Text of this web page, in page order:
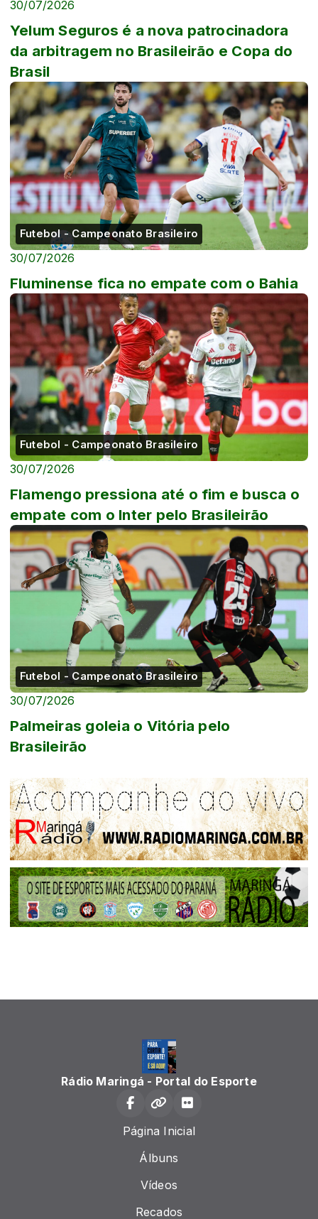
30/07/2026
Yelum Seguros é a nova patrocinadora
da arbitragem no Brasileirão e Copa do
Brasil
Futebol - Campeonato Brasileiro
30/07/2026
Fluminense fica no empate com o Bahia
Futebol - Campeonato Brasileiro
30/07/2026
Flamengo pressiona até o fim e busca o
empate com o Inter pelo Brasileirão
Futebol - Campeonato Brasileiro
30/07/2026
Palmeiras goleia o Vitória pelo
Brasileirão
Rádio Maringá - Portal do Esporte
Página Inicial
Álbuns
Vídeos
Recados